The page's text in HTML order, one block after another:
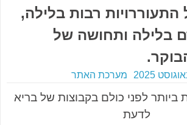
התעוררויות רבות בלילה,
בלילה ותחושה של
מערכת האתר
ביותר לפני כולם בקבוצות של בריא
לדעת